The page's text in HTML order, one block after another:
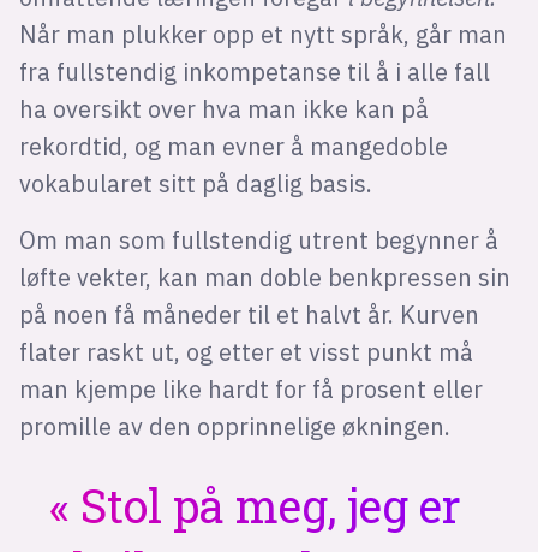
Når man plukker opp et nytt språk, går man
fra fullstendig inkompetanse til å i alle fall
ha oversikt over hva man ikke kan på
rekordtid, og man evner å mangedoble
vokabularet sitt på daglig basis.
Om man som fullstendig utrent begynner å
løfte vekter, kan man doble benkpressen sin
på noen få måneder til et halvt år. Kurven
flater raskt ut, og etter et visst punkt må
man kjempe like hardt for få prosent eller
promille av den opprinnelige økningen.
Stol på meg, jeg er